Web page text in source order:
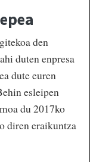
den
duten enpresa
dute euren
esleipen
du 2017ko
diren eraikuntza